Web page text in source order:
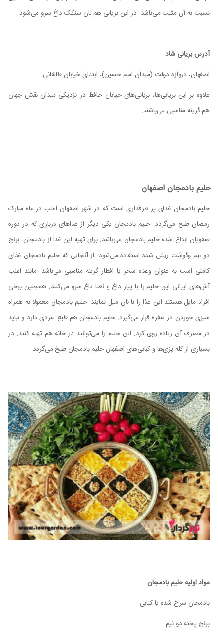
نسبت به آن مثبت می‌باشد. در این بریانی هم نان سنگک داغ سرو می‌شود.
آدرس بریانی شاد
اصفهان، دروازه دولت (میدان امام حسین)، ابتدای خیابان طالقانی
علاوه بر این بریانی‌ها، بریانی‌های خیابان حافظ در نزدیکی میدان نقش جهان
هم گزینه مناسبی می‌باشند.
حلیم بادمجان اصفهان
حلیم بادمجان غذای پر طرفداری است که در شهر اصفهان اغلب در ماه مبارک
رمضان طبخ می‌گردد. حلیم بادمجان یکی دیگر از غذاهای درباری که در دوره
صفویان ابداع شده حلیم بادمجان می‌باشد. برای تهیه این غذا از بادمجان، برنج
دو نیم وگوشت ریش شده استفاده می‌شود. از آنجایی که حلیم بادمجان غذای
کاملی است به عنوان وعده سحر یا افطار گرینه مناسبی می‌باشد. مانند اغلب
آش‌های ایرانی این حلیم را با پیاز داغ و نعنا داغ سرو می‌کنند. همچنین برخی
افراد مایل هستند این غذا را با نان میل نمایند. حلیم بادمجان معمولا به همراه
سبزی خوردن در سفره قرار می‌گیرد. حلیم بادمجان هم طبع سردی دارد و نباید
در مصرف آن زیاده روی کرد. این حلیم را می‌توانید در خانه هم تهیه کنید. در
بسیاری از کله پزی‌ها و کبابی‌های اصفهان حلیم بادمجان طبخ می‌گردد.
مواد اولیه حلیم بادمجان
بادمجان سرخ شده یا کبابی‌
برنج پخته دو نیم